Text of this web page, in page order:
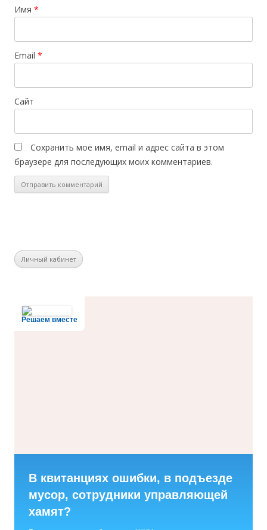
Имя *
Email *
Сайт
Сохранить моё имя, email и адрес сайта в этом
браузере для последующих моих комментариев.
Личный кабинет
Решаем вместе
В квитанциях ошибки, в подъезде
мусор, сотрудники управляющей
хамят?